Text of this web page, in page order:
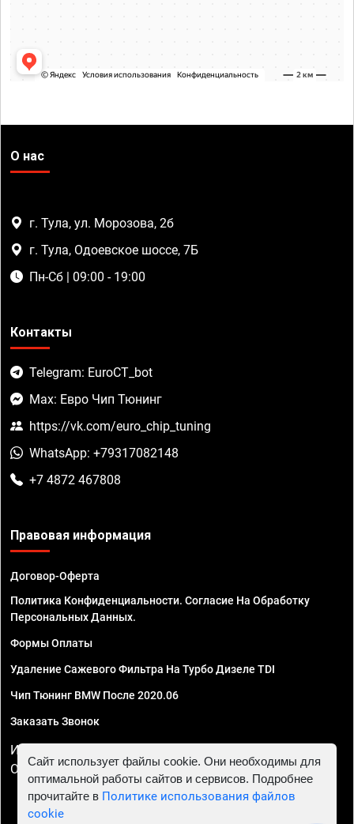
О нас
г. Тула, ул. Морозова, 2б
г. Тула, Одоевское шоссе, 7Б
Пн-Сб | 09:00 - 19:00
Контакты
Telegram: EuroCT_bot
Max: Евро Чип Тюнинг
https://vk.com/euro_chip_tuning
WhatsApp: +79317082148
+7 4872 467808
Правовая информация
Договор-Оферта
Политика Конфиденциальности. Согласие На Обработку
Персональных Данных.
Формы Оплаты
Удаление Сажевого Фильтра На Турбо Дизеле TDI
Чип Тюнинг BMW После 2020.06
Заказать Звонок
ИП Смирнов Георгий Павлович. ИНН 781302555843,
ОГРНИП 324470400032610
Сайт использует файлы cookie. Они необходимы для
оптимальной работы сайтов и сервисов. Подробнее
прочитайте в Политике использования файлов
cookie